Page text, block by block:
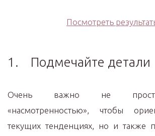
Посмотреть
1. Подмечайте детали
Очень важно не
«насмотренностью», чтобы
текущих тенденциях, но и также